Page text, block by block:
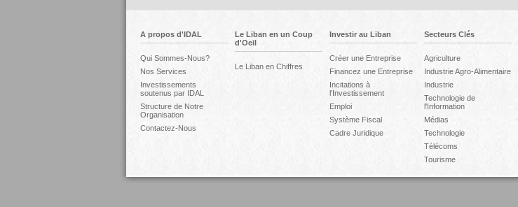
A propos d'IDAL
Qui Sommes-Nous?
Nos Services
Investissements
soutenus par IDAL
Structure de Notre
Organisation
Contactez-Nous
Le Liban en un Coup
d'Oeil
Le Liban en Chiffres
Investir au Liban
Créer une Entreprise
Financez une Entreprise
Incitations à
l'Investissement
Emploi
Système Fiscal
Cadre Juridique
Secteurs Clés
Agriculture
Industrie Agro-Alimentaire
Industrie
Technologie de
l'Information
Médias
Technologie
Télécoms
Tourisme